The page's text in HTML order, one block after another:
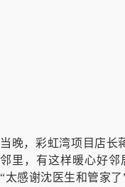
当晚，彩虹湾项目店长
邻里，有这样暖心好
“太感谢沈医生和管家